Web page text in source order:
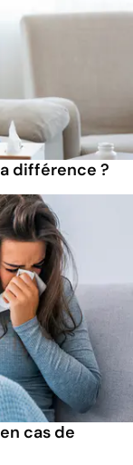
différence ?
cas de